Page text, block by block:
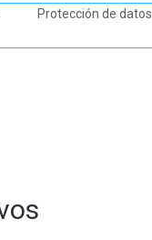
Protección de datos